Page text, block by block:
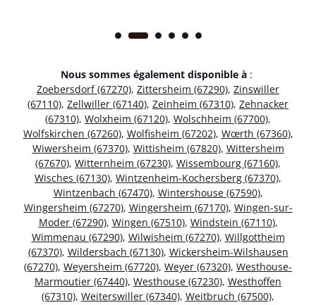
Nous sommes également disponible à :
Zoebersdorf (67270), Zittersheim (67290), Zinswiller
(67110), Zellwiller (67140), Zeinheim (67310), Zehnacker
(67310), Wolxheim (67120), Wolschheim (67700),
Wolfskirchen (67260), Wolfisheim (67202), Wœrth (67360),
Wiwersheim (67370), Wittisheim (67820), Wittersheim
(67670), Witternheim (67230), Wissembourg (67160),
Wisches (67130), Wintzenheim-Kochersberg (67370),
Wintzenbach (67470), Wintershouse (67590),
Wingersheim (67270), Wingersheim (67170), Wingen-sur-
Moder (67290), Wingen (67510), Windstein (67110),
Wimmenau (67290), Wilwisheim (67270), Willgottheim
(67370), Wildersbach (67130), Wickersheim-Wilshausen
(67270), Weyersheim (67720), Weyer (67320), Westhouse-
Marmoutier (67440), Westhouse (67230), Westhoffen
(67310), Weiterswiller (67340), Weitbruch (67500),